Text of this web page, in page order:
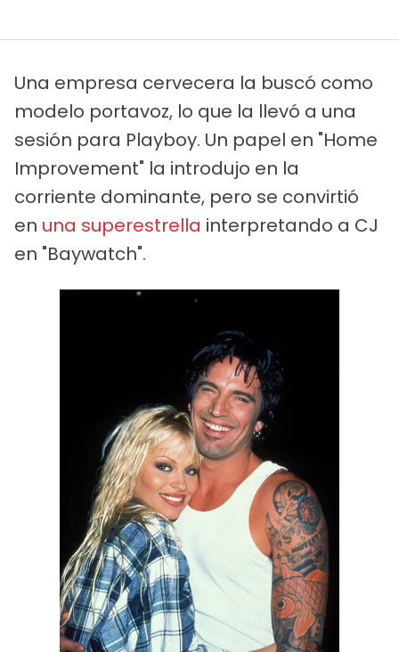
Una empresa cervecera la buscó como
modelo portavoz, lo que la llevó a una
sesión para Playboy. Un papel en "Home
Improvement" la introdujo en la
corriente dominante, pero se convirtió
en una superestrella interpretando a CJ
en "Baywatch".